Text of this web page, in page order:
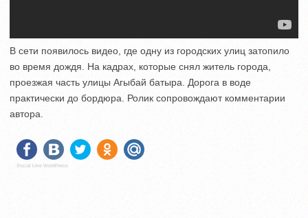
В сети появилось видео, где одну из городских улиц затопило
во время дождя. На кадрах, которые снял житель города,
проезжая часть улицы Агыбай батыра. Дорога в воде
практически до бордюра. Ролик сопровождают комментарии
автора.
Social Like WordPress